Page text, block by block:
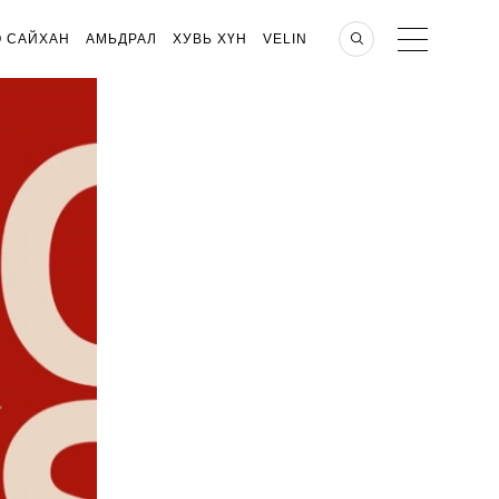
САЙХАН АМЬДРАЛ ХУВЬ ХҮН VELIN